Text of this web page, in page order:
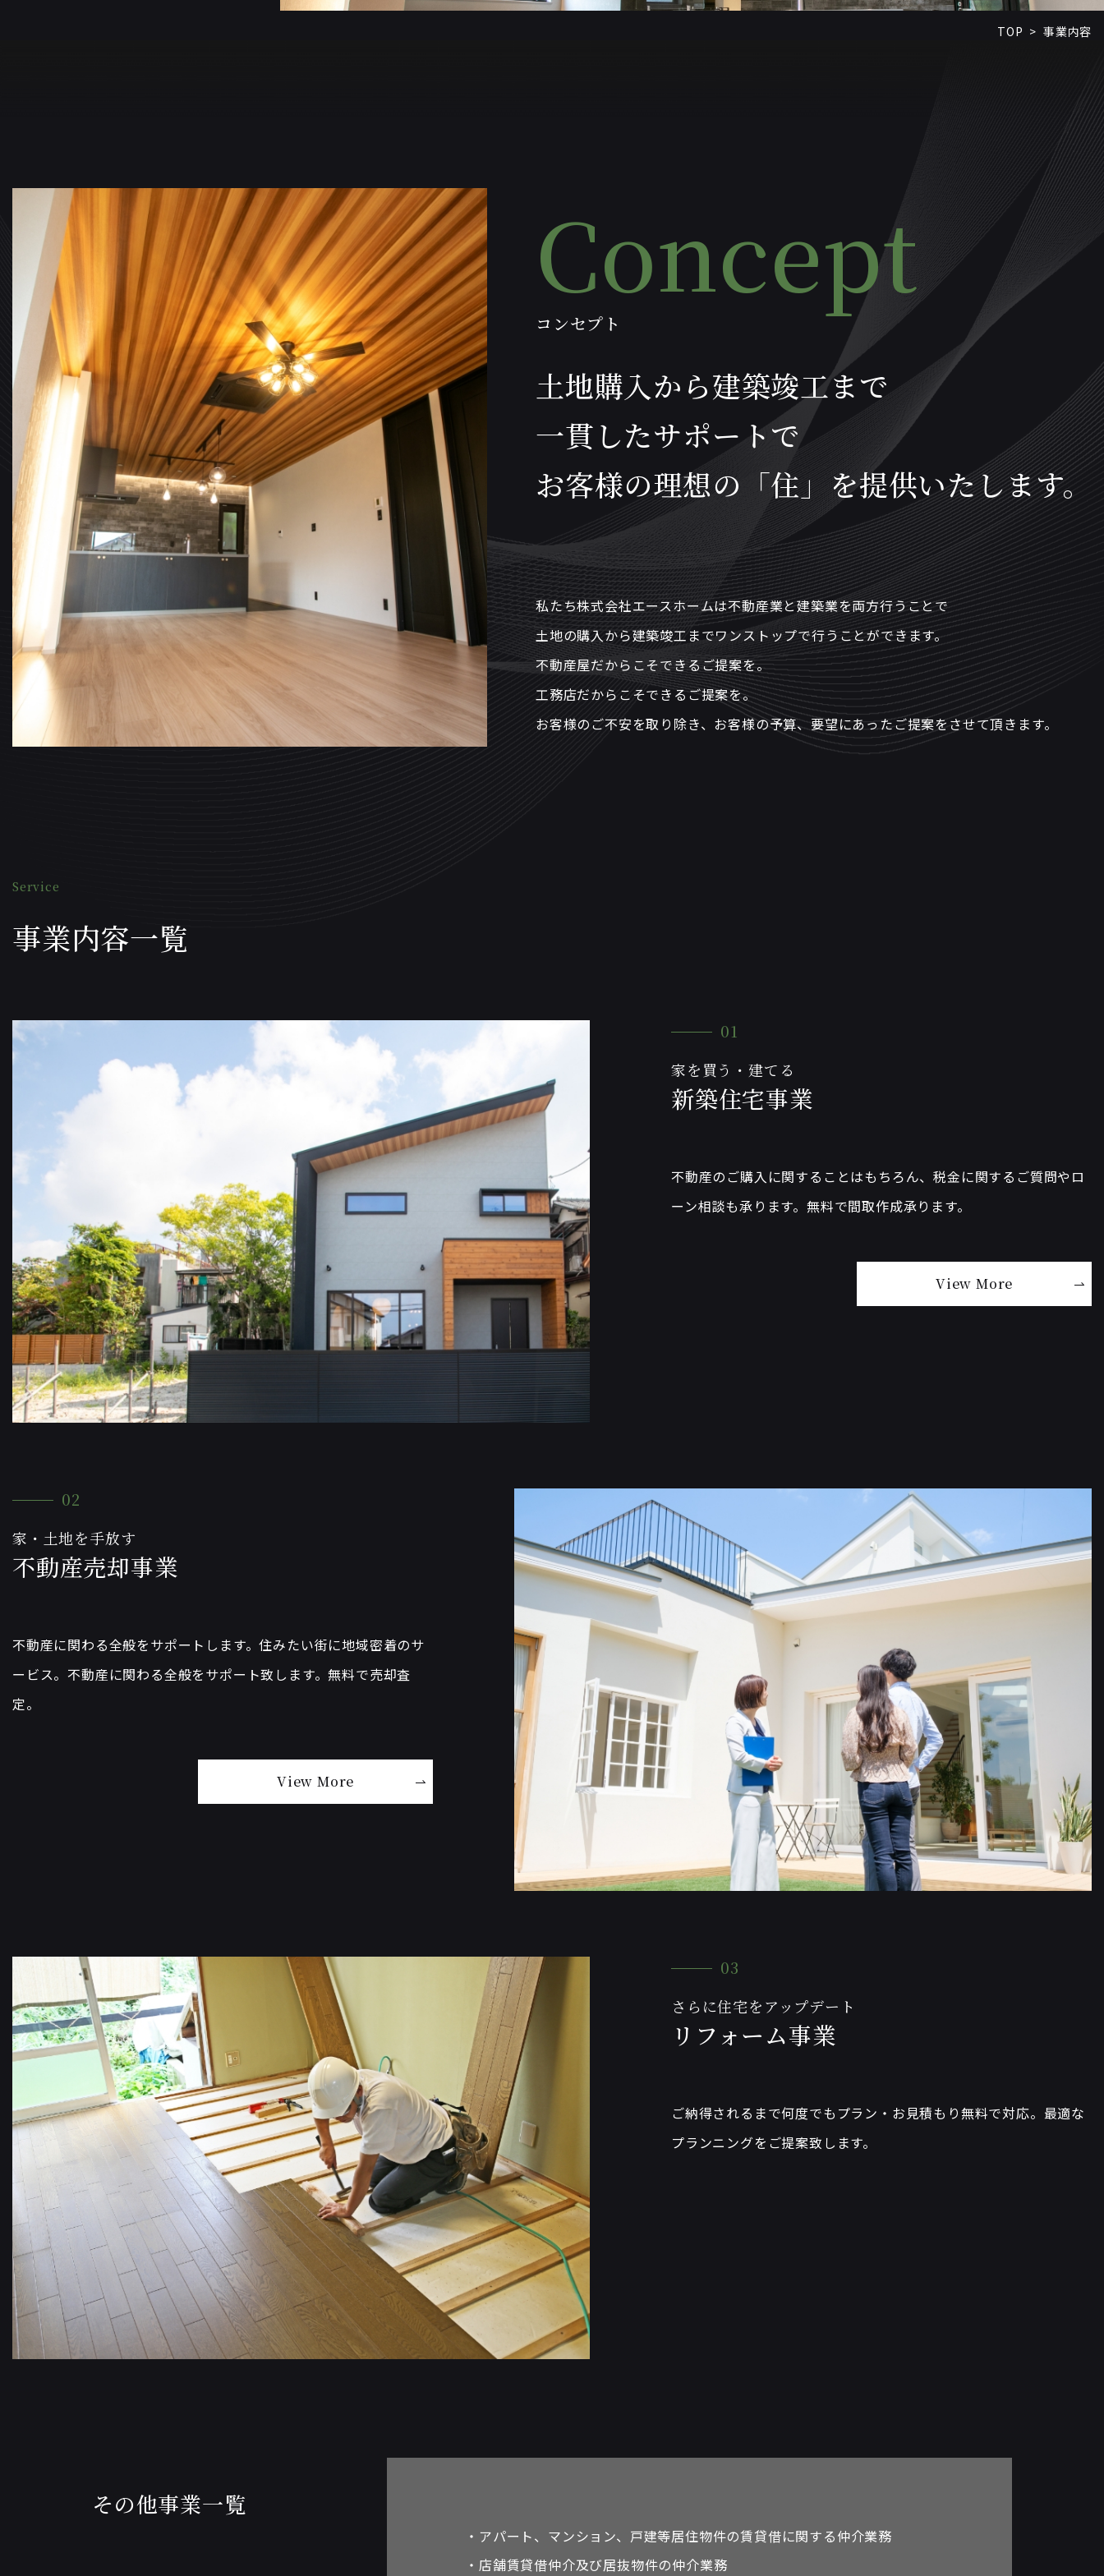
TOP > 事業内容
Concept
コンセプト
土地購入から建築竣工まで
一貫したサポートで
お客様の理想の「住」を提供いたします。
私たち株式会社エースホームは不動産業と建築業を両方行うことで
土地の購入から建築竣工までワンストップで行うことができます。
不動産屋だからこそできるご提案を。
工務店だからこそできるご提案を。
お客様のご不安を取り除き、お客様の予算、要望にあったご提案をさせて頂きます。
Service
事業内容一覧
01
家を買う・建てる
新築住宅事業
不動産のご購入に関することはもちろん、税金に関するご質問やロ
ーン相談も承ります。無料で間取作成承ります。
View More
02
家・土地を手放す
不動産売却事業
不動産に関わる全般をサポートします。住みたい街に地域密着のサ
ービス。不動産に関わる全般をサポート致します。無料で売却査
定。
View More
03
さらに住宅をアップデート
リフォーム事業
ご納得されるまで何度でもプラン・お見積もり無料で対応。最適な
プランニングをご提案致します。
その他事業一覧
・ アパート、マンション、戸建等居住物件の賃貸借に関する仲介業務
・ 店舗賃貸借仲介及び居抜物件の仲介業務